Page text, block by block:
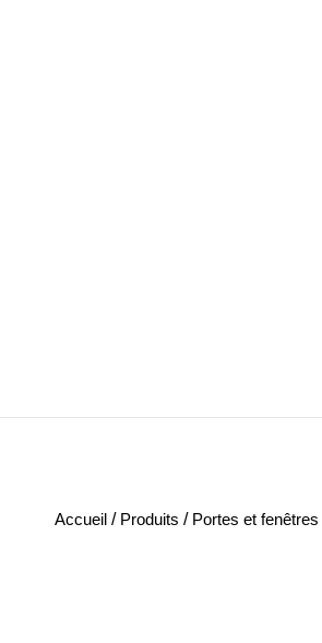
Accueil / Produits / Portes et fenêtres